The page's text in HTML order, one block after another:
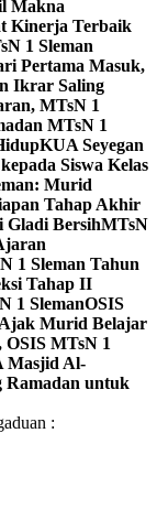
Makna
Kinerja Terbaik
1 Sleman
Pertama Masuk,
Ikrar Saling
MTsN 1
MTsN 1
KUA Seyegan
Siswa Kelas
Murid
Tahap Akhir
BersihMTsN
1 Sleman Tahun
Tahap II
1 SlemanOSIS
Ajak Murid Belajar
MTsN 1
Masjid Al-
Ramadan untuk
: